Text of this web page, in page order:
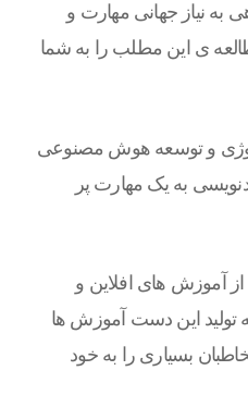
به نیاز جهانی مهارت و
ی این مطلب را به شما
و توسعه هوش مصنوعی
به یک مهارت پر
آموزش های افلاین و
تولید این دست آموزش ها
بسیاری را به خود